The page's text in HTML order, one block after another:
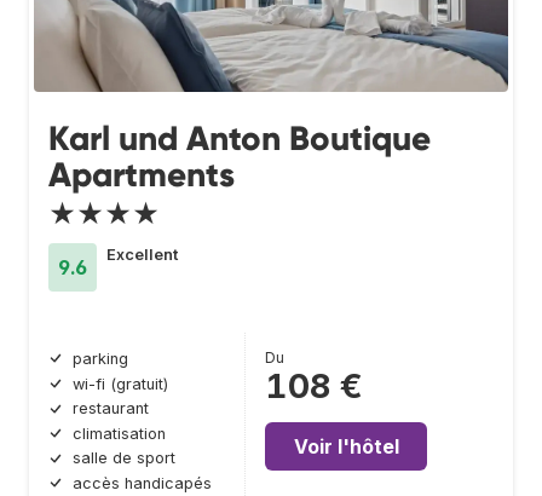
Karl und Anton Boutique
Apartments
★★★★
9.6
Excellent
parking
wi-fi (gratuit)
restaurant
climatisation
salle de sport
accès handicapés
Du
108 €
Voir l'hôtel